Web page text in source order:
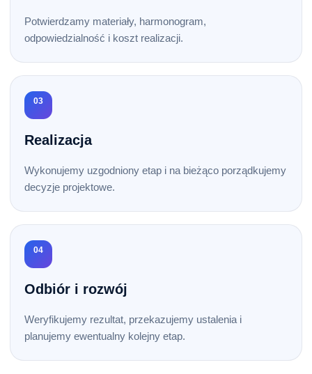
Potwierdzamy materiały, harmonogram,
odpowiedzialność i koszt realizacji.
03
Realizacja
Wykonujemy uzgodniony etap i na bieżąco porządkujemy
decyzje projektowe.
04
Odbiór i rozwój
Weryfikujemy rezultat, przekazujemy ustalenia i
planujemy ewentualny kolejny etap.